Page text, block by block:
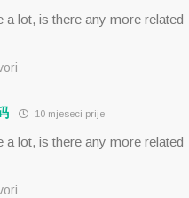
a lot, is there any more related
10 mjeseci prije
a lot, is there any more related